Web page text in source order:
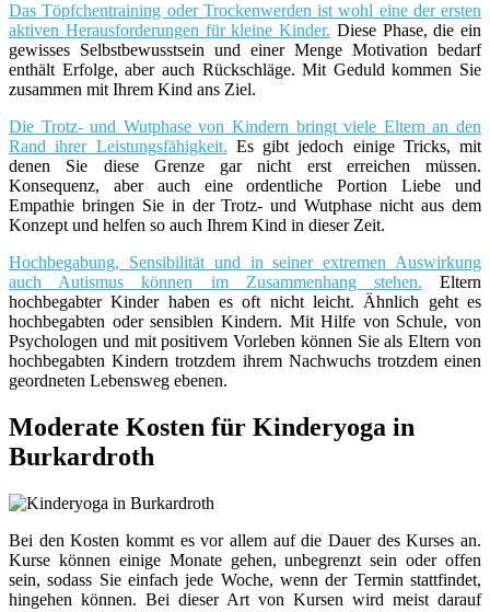
Das Töpfchentraining oder Trockenwerden ist wohl eine der ersten
aktiven Herausforderungen für kleine Kinder. Diese Phase, die ein
gewisses Selbstbewusstsein und einer Menge Motivation bedarf
enthält Erfolge, aber auch Rückschläge. Mit Geduld kommen Sie
zusammen mit Ihrem Kind ans Ziel.
Die Trotz- und Wutphase von Kindern bringt viele Eltern an den
Rand ihrer Leistungsfähigkeit. Es gibt jedoch einige Tricks, mit
denen Sie diese Grenze gar nicht erst erreichen müssen.
Konsequenz, aber auch eine ordentliche Portion Liebe und
Empathie bringen Sie in der Trotz- und Wutphase nicht aus dem
Konzept und helfen so auch Ihrem Kind in dieser Zeit.
Hochbegabung, Sensibilität und in seiner extremen Auswirkung
auch Autismus können im Zusammenhang stehen. Eltern
hochbegabter Kinder haben es oft nicht leicht. Ähnlich geht es
hochbegabten oder sensiblen Kindern. Mit Hilfe von Schule, von
Psychologen und mit positivem Vorleben können Sie als Eltern von
hochbegabten Kindern trotzdem ihrem Nachwuchs trotzdem einen
geordneten Lebensweg ebenen.
Moderate Kosten für Kinderyoga in
Burkardroth
Bei den Kosten kommt es vor allem auf die Dauer des Kurses an.
Kurse können einige Monate gehen, unbegrenzt sein oder offen
sein, sodass Sie einfach jede Woche, wenn der Termin stattfindet,
hingehen können. Bei dieser Art von Kursen wird meist darauf